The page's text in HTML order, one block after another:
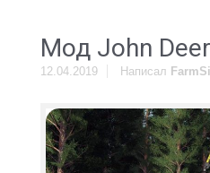
Мод John
12.04.2019 Написал